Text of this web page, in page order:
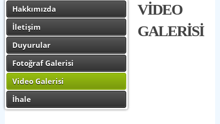
Hakkımızda
İletişim
Duyurular
Fotoğraf Galerisi
Video Galerisi
İhale
VİDEO
GALERİSİ